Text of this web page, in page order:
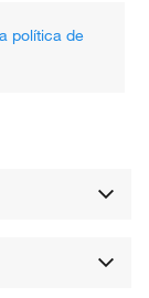
política de